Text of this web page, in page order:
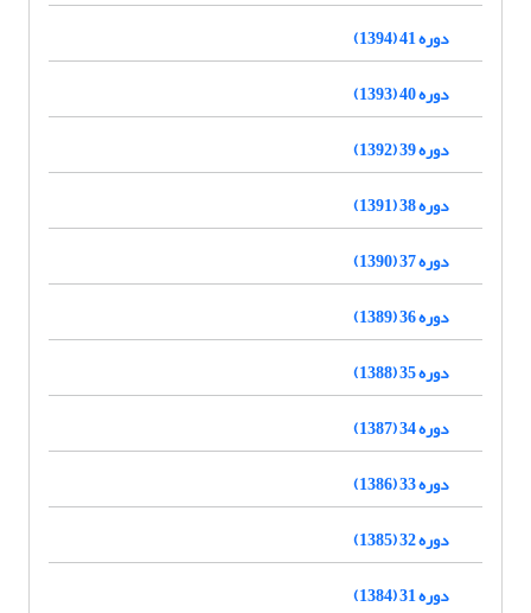
دوره 41 (1394)
دوره 40 (1393)
دوره 39 (1392)
دوره 38 (1391)
دوره 37 (1390)
دوره 36 (1389)
دوره 35 (1388)
دوره 34 (1387)
دوره 33 (1386)
دوره 32 (1385)
دوره 31 (1384)